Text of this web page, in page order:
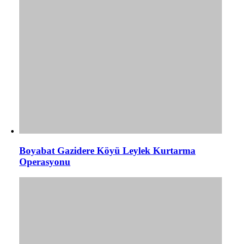
Boyabat Gazidere Köyü Leylek Kurtarma
Operasyonu